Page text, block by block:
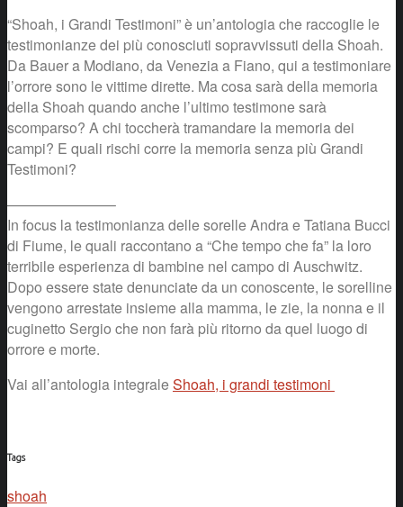
“Shoah, i Grandi Testimoni” è un’antologia che raccoglie le
testimonianze dei più conosciuti sopravvissuti della Shoah.
Da Bauer a Modiano, da Venezia a Fiano, qui a testimoniare
l’orrore sono le vittime dirette. Ma cosa sarà della memoria
della Shoah quando anche l’ultimo testimone sarà
scomparso? A chi toccherà tramandare la memoria dei
campi? E quali rischi corre la memoria senza più Grandi
Testimoni?
———————–
In focus la testimonianza delle sorelle Andra e Tatiana Bucci
di Fiume, le quali raccontano a “Che tempo che fa” la loro
terribile esperienza di bambine nel campo di Auschwitz.
Dopo essere state denunciate da un conoscente, le sorelline
vengono arrestate insieme alla mamma, le zie, la nonna e il
cuginetto Sergio che non farà più ritorno da quel luogo di
orrore e morte.
Vai all’antologia integraleShoah, i grandi testimoni
Tags
shoah